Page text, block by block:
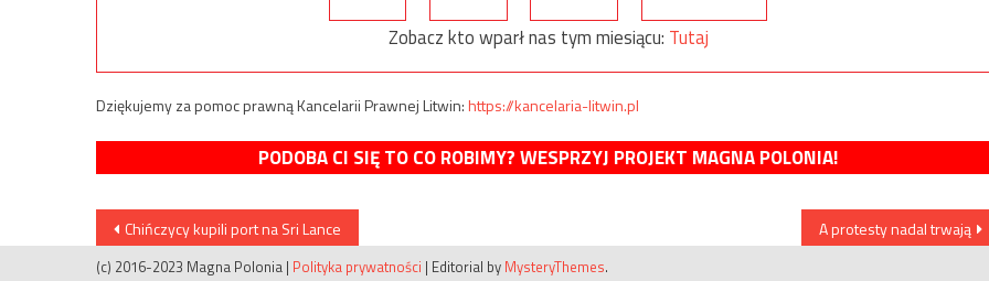
Zobacz kto wparł nas tym miesiącu: Tutaj
Dziękujemy za pomoc prawną Kancelarii Prawnej Litwin:https://kancelaria-litwin.pl
PODOBA CI SIĘ TO CO ROBIMY? WESPRZYJ PROJEKT MAGNA POLONIA!
Nawigacja
Chińczycy kupili port na Sri Lance A protesty nadal trwają
(c) 2016-2023 Magna Polonia | Polityka prywatności | Editorial by MysteryThemes.